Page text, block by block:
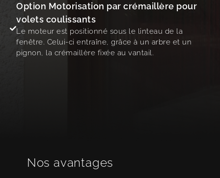
Option Motorisation par crémaillère pour
volets coulissants
Le moteur est positionné sous le linteau de la
fenêtre. Celui-ci entraîne, grâce à un arbre et un
pignon, la crémaillère fixée au vantail.
Nos avantages